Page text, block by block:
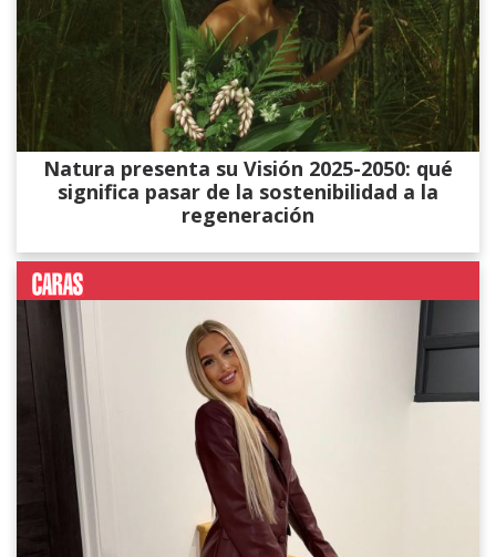
Natura presenta su Visión 2025-2050: qué
significa pasar de la sostenibilidad a la
regeneración